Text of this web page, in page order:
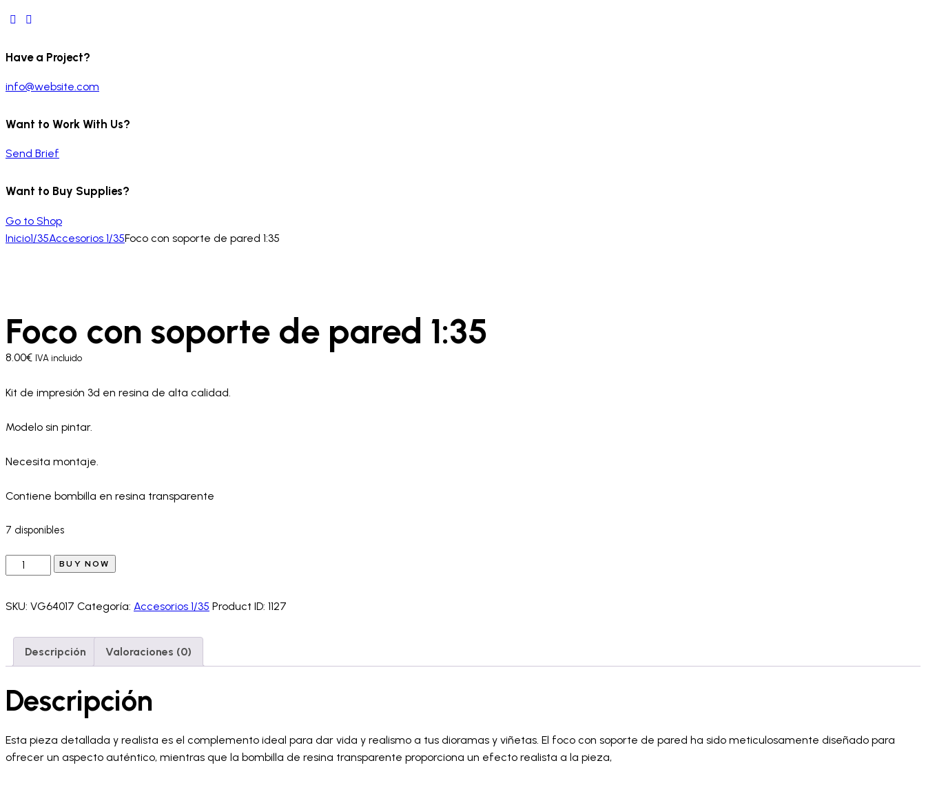
Have a Project?
info@website.com
Want to Work With Us?
Send Brief
Want to Buy Supplies?
Go to Shop
Inicio1/35Accesorios 1/35Foco con soporte de pared 1:35
Foco con soporte de pared 1:35
8.00€ IVA incluido
Kit de impresión 3d en resina de alta calidad.
Modelo sin pintar.
Necesita montaje.
Contiene bombilla en resina transparente
7 disponibles
Foco
cantidad
BUY NOW
SKU: VG64017 Categoría: Accesorios 1/35 Product ID: 1127
Descripción Valoraciones (0)
Descripción
Esta pieza detallada y realista es el complemento ideal para dar vida y realismo a tus dioramas y viñetas. El foco con soporte de pared ha sido meticulosamente diseñado para
ofrecer un aspecto auténtico, mientras que la bombilla de resina transparente proporciona un efecto realista a la pieza,